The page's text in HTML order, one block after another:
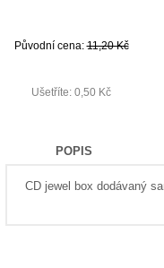
Původní cena:11,20 Kč
Ušetříte: 0,50 Kč
POPIS
CD jewel box dodávaný